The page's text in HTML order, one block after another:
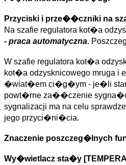
Przyciski i prze��czniki na
Na szafie regulatora kot�a
- praca automatyczna.
W szafie regulatora kot�a
kot�a odzysknicowego mruga
�wiat�em ci�g�ym - je�li stan
powt�rne za��czenie
sygnalizacji ma na celu
jego przyci�ni�cia.
Znaczenie poszczeg�lnych
Wy�wietlacz sta�y